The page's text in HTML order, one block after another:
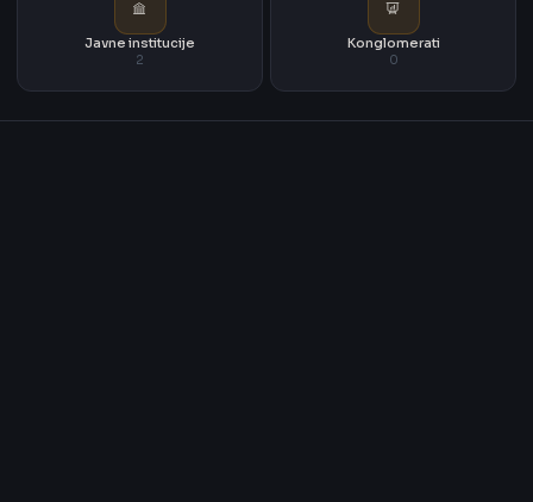
Javne institucije
2
Konglomerati
0